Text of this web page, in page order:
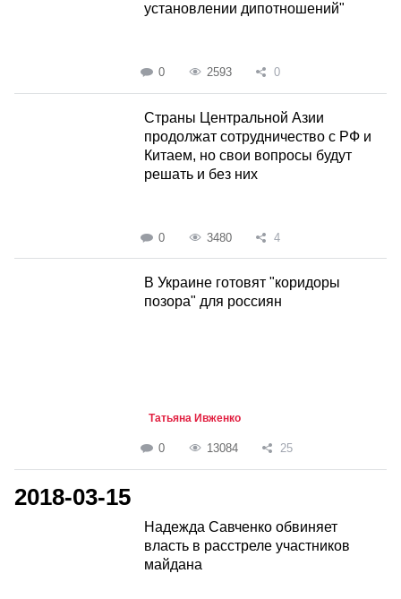
установлении дипотношений"
0 2593 0
Страны Центральной Азии
продолжат сотрудничество с РФ и
Китаем, но свои вопросы будут
решать и без них
0 3480 4
В Украине готовят "коридоры
позора" для россиян
Татьяна Ивженко
0 13084 25
2018-03-15
Надежда Савченко обвиняет
власть в расстреле участников
майдана